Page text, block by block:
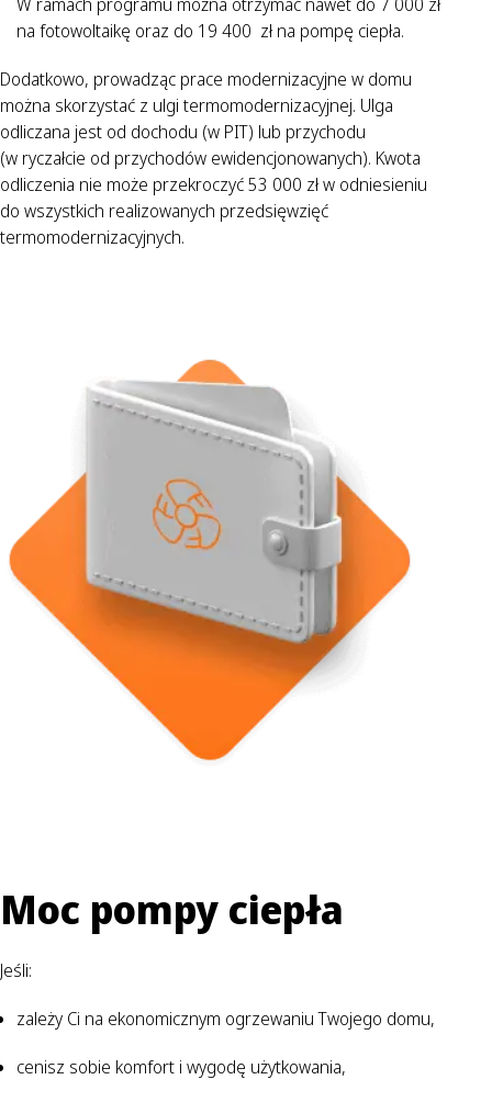
na fotowoltaikę oraz do 19 400 zł na pompę ciepła.
Dodatkowo, prowadząc prace modernizacyjne w domu
można skorzystać z ulgi termomodernizacyjnej. Ulga
odliczana jest od dochodu (w PIT) lub przychodu
(w ryczałcie od przychodów ewidencjonowanych). Kwota
odliczenia nie może przekroczyć 53 000 zł w odniesieniu
do wszystkich realizowanych przedsięwzięć
termomodernizacyjnych.
Moc pompy ciepła
Jeśli:
zależy Ci na ekonomicznym ogrzewaniu Twojego domu,
cenisz sobie komfort i wygodę użytkowania,